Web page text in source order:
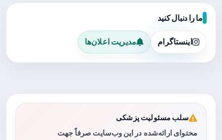
ما را دنبال کنید
اینستاگرام مدیریت اعلان‌ها
سلب مسئولیت پزشکی
محتوای ارائه‌شده در این وب‌سایت صرفاً جهت